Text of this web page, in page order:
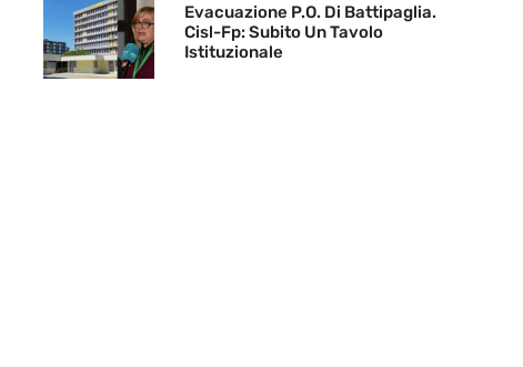
Evacuazione P.O. Di Battipaglia.
Cisl-Fp: Subito Un Tavolo
Istituzionale